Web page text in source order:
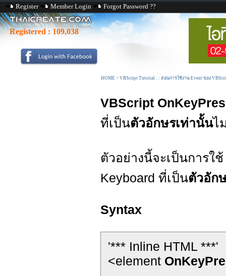
Register Member Login Forgot Password ??
Registered : 109,038
HOME > VBScript Tutorial : : สอนการใช้งาน Event ของ
VBScript
ที่เป็นตัวอักษรเท่านั้นไ
ตัวอย่างนี้จะเป็นการใ
Keyboard ที่เป็นตัวอัก
Syntax
'*** Inline HTML ***'
<element